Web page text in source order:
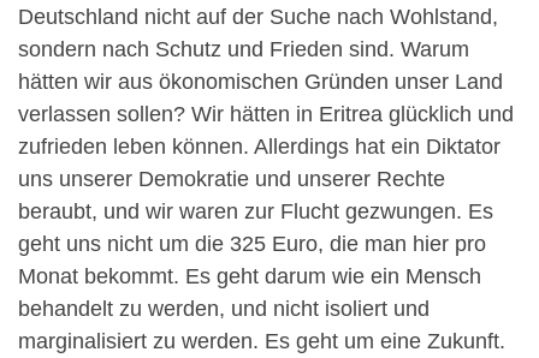
Deutschland nicht auf der Suche nach Wohlstand,
sondern nach Schutz und Frieden sind. Warum
hätten wir aus ökonomischen Gründen unser Land
verlassen sollen? Wir hätten in Eritrea glücklich und
zufrieden leben können. Allerdings hat ein Diktator
uns unserer Demokratie und unserer Rechte
beraubt, und wir waren zur Flucht gezwungen. Es
geht uns nicht um die 325 Euro, die man hier pro
Monat bekommt. Es geht darum wie ein Mensch
behandelt zu werden, und nicht isoliert und
marginalisiert zu werden. Es geht um eine Zukunft.